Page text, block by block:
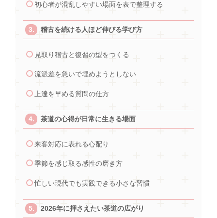
初心者が混乱しやすい場面を表で整理する
稽古を続ける人ほど伸びる学び方
見取り稽古と復習の型をつくる
流派差を急いで埋めようとしない
上達を早める質問の仕方
茶道の心得が日常に生きる場面
来客対応に表れる心配り
季節を感じ取る感性の磨き方
忙しい現代でも実践できる小さな習慣
2026年に押さえたい茶道の広がり